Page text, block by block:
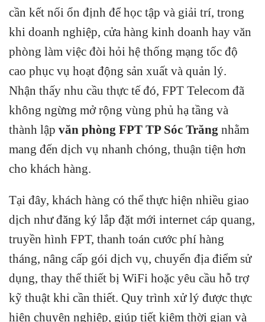
cần kết nối ổn định để học tập và giải trí, trong
khi doanh nghiệp, cửa hàng kinh doanh hay văn
phòng làm việc đòi hỏi hệ thống mạng tốc độ
cao phục vụ hoạt động sản xuất và quản lý.
Nhận thấy nhu cầu thực tế đó, FPT Telecom đã
không ngừng mở rộng vùng phủ hạ tầng và
thành lập văn phòng FPT TP Sóc Trăng nhằm
mang đến dịch vụ nhanh chóng, thuận tiện hơn
cho khách hàng.
Tại đây, khách hàng có thể thực hiện nhiều giao
dịch như đăng ký lắp đặt mới internet cáp quang,
truyền hình FPT, thanh toán cước phí hàng
tháng, nâng cấp gói dịch vụ, chuyển địa điểm sử
dụng, thay thế thiết bị WiFi hoặc yêu cầu hỗ trợ
kỹ thuật khi cần thiết. Quy trình xử lý được thực
hiện chuyên nghiệp, giúp tiết kiệm thời gian và